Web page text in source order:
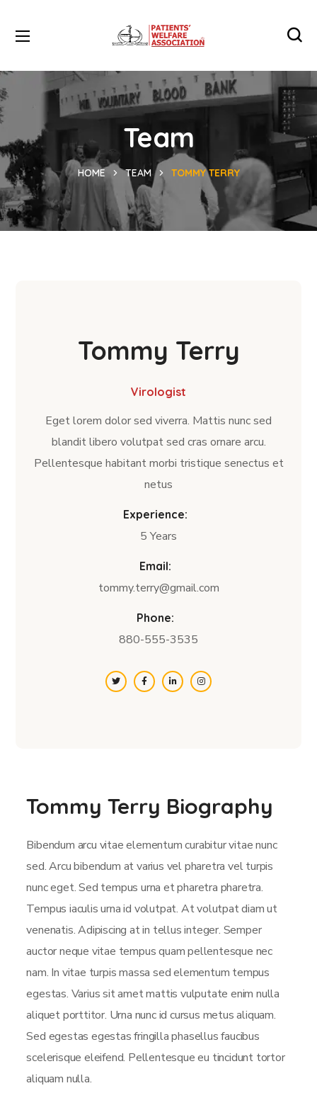
Team
HOME TEAM TOMMY TERRY
Tommy Terry
Virologist
Eget lorem dolor sed viverra. Mattis nunc sed
blandit libero volutpat sed cras ornare arcu.
Pellentesque habitant morbi tristique senectus et
netus
Experience:
5 Years
Email:
tommy.terry@gmail.com
Phone:
880-555-3535
Tommy Terry Biography
Bibendum arcu vitae elementum curabitur vitae nunc
sed. Arcu bibendum at varius vel pharetra vel turpis
nunc eget. Sed tempus urna et pharetra pharetra.
Tempus iaculis urna id volutpat. At volutpat diam ut
venenatis. Adipiscing at in tellus integer. Semper
auctor neque vitae tempus quam pellentesque nec
nam. In vitae turpis massa sed elementum tempus
egestas. Varius sit amet mattis vulputate enim nulla
aliquet porttitor. Urna nunc id cursus metus aliquam.
Sed egestas egestas fringilla phasellus faucibus
scelerisque eleifend. Pellentesque eu tincidunt tortor
aliquam nulla.